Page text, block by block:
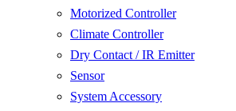
Motorized Controller
Climate Controller
Dry Contact / IR Emitter
Sensor
System Accessory